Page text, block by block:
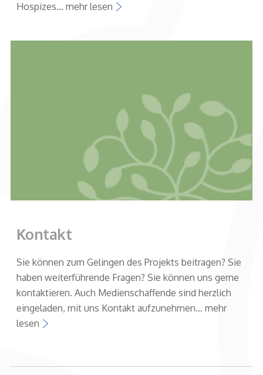
Hospizes… mehr lesen
Kontakt
Sie können zum Gelingen des Projekts beitragen? Sie
haben weiterführende Fragen? Sie können uns gerne
kontaktieren. Auch Medienschaffende sind herzlich
eingeladen, mit uns Kontakt aufzunehmen… mehr
lesen